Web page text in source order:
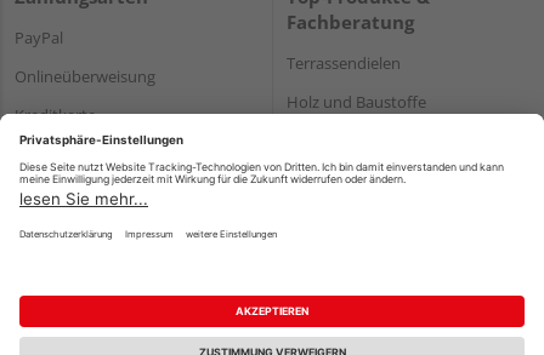
PayPal
Onlineüberweisung
Kreditkarte
Rechnung*
*Bonität vorausgesetzt
Fachberatung
Terrassendielen
Holz und Baustoffe
Impressum Datenschutz AGB
Barrierefreiheitserklärung
Vertrag widerrufen